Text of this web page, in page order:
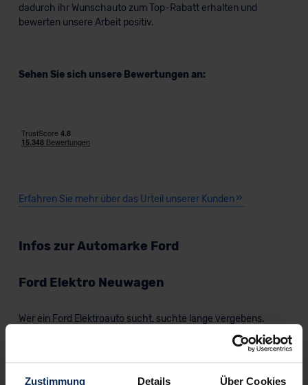
Zustimmung Details Über Cookies
dadurch ihr Wunschauto zum Top-Rabatt erhalten und
bewerten unsere Arbeit positiv.
Sehen Sie sich unsere Bewertungen an:
Erfahren Sie mehr über das Urteil unserer Kunden
Infos zur Automarke Ford
Ford Elektro Neuwagen
Wer ein Ford Elektroauto sucht, suchte lange vergebens.
Jetzt startet Ford voll elektrisch durch, nicht zuletzt mit dem
SUV Mach-E. Bei MeinAuto.de gibt es alle Ford E-Autos:
finanziert & geleast ab ~150 €/Monat oder bar mit Rabatten
bis gut 30%.